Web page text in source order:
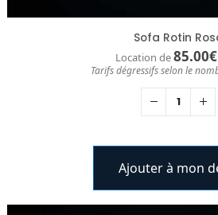
Sofa Rotin
Location de85.00€
Tarifs dégressifs selon le
Ajouter à mon